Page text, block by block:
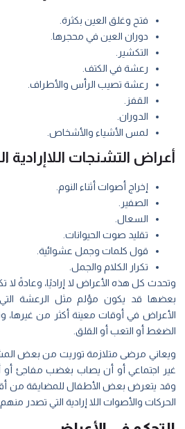
فتح وغلق العين بكثرة.
دوران العين في محجرها.
التكشير.
رعشة في الكتف.
رعشة تصيب الرأس والأطراف.
القفز.
الدوران.
لمس الأشياء والأشخاص.
أعراض التشنجات اللاإرادية
إخراج أصوات أثناء النوم.
الصفير.
السعال.
تقليد صوت الحيوانات.
قول كلمات وجمل عشوائية.
تكرار الكلام والجمل.
وتحدث كل هذه الأعراض لا إراديًا، وعادةً
بعضها قد يكون مؤلم مثل الرعشة التي
الأعراض في أوقات معينة أكثر من
الضغط أو التعب أو القلق.
ويعاني مرضى متلازمة توريت من بعض
غير اجتماعي أو أن يصاب بغضب مفاجئ أو
وقد يتعرض بعض الأطفال للمضايقة من
الحركات والأصوات اللا إرادية التي تصدر منهم.